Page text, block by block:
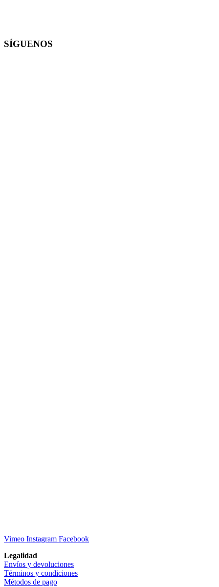
SÍGUENOS
Vimeo Instagram Facebook
Legalidad
Envíos y devoluciones
Términos y condiciones
Métodos de pago